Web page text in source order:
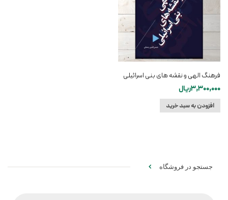
فرهنگ الهی و نقشه های بنی اسرائیلی
3,300,000ریال
افزودن به سبد خرید
جستجو در فروشگاه